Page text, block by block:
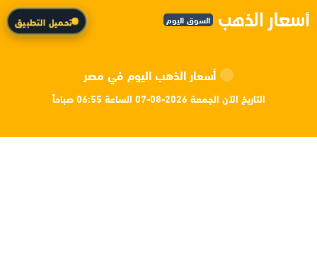
السوق اليوم تحميل التطبيق
أسعار الذهب اليوم في مصر
التاريخ الآن الجمعة 2026-08-07 الساعة 06:55 صباحاً